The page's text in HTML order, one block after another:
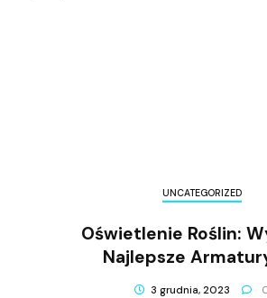
UNCATEGORIZED
Oświetlenie Roślin:
Najlepsze
Uprawy Roślin!
3 grudnia, 2023